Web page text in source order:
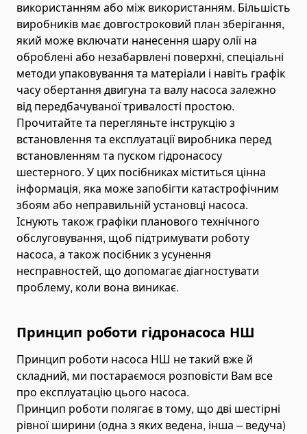
використанням або між використанням. Більшість
виробників має довгостроковий план зберігання,
який може включати нанесення шару олії на
оброблені або незабарвлені поверхні, спеціальні
методи упаковування та матеріали і навіть графік
часу обертання двигуна та валу насоса залежно
від передбачуваної тривалості простою.
Прочитайте та перегляньте інструкцію з
встановлення та експлуатації виробника перед
встановленням та пуском гідронасосу
шестерного. У цих посібниках міститься цінна
інформація, яка може запобігти катастрофічним
збоям або неправильній установці насоса.
Існують також графіки планового технічного
обслуговування, щоб підтримувати роботу
насоса, а також посібник з усунення
несправностей, що допомагає діагностувати
проблему, коли вона виникає.
Принцип роботи гідронасоса НШ
Принцип роботи насоса НШ не такий вже й
складний, ми постараємося розповісти Вам все
про експлуатацію цього насоса.
Принцип роботи полягає в тому, що дві шестірні
рівної ширини (одна з яких ведена, інша – ведуча)